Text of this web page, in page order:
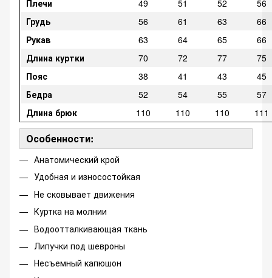
Плечи
49 51 52
56
Грудь
56 61 63
66
Рукав
63 64 65
66
Длина куртки
70 72 77
75
Пояс
38 41 43
45
Бедра
52 54 55
57
Длина брюк
110 110 110 111
Особенности:
Анатомический крой
Удобная и износостойкая
Не сковывает движения
Куртка на молнии
Водоотталкивающая ткань
Липучки под шевроны
Несъемный капюшон